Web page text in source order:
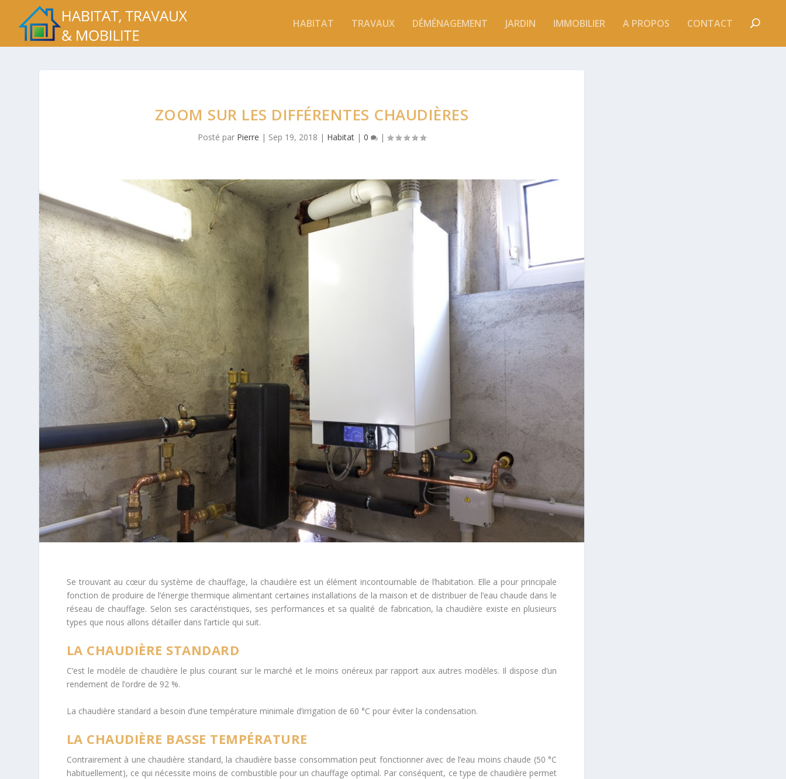
HABITAT TRAVAUX DÉMÉNAGEMENT JARDIN IMMOBILIER A PROPOS CONTACT
ZOOM SUR LES DIFFÉRENTES CHAUDIÈRES
Posté par Pierre | Sep 19, 2018 | Habitat| 0 |
Se trouvant au cœur du système de chauffage, la chaudière est un élément incontournable de l’habitation. Elle a pour principale
fonction de produire de l’énergie thermique alimentant certaines installations de la maison et de distribuer de l’eau chaude dans le
réseau de chauffage. Selon ses caractéristiques, ses performances et sa qualité de fabrication, la chaudière existe en plusieurs
types que nous allons détailler dans l’article qui suit.
LA CHAUDIÈRE STANDARD
C’est le modèle de chaudière le plus courant sur le marché et le moins onéreux par rapport aux autres modèles. Il dispose d’un
rendement de l’ordre de 92 %.
La chaudière standard a besoin d’une température minimale d’irrigation de 60 °C pour éviter la condensation.
LA CHAUDIÈRE BASSE TEMPÉRATURE
Contrairement à une chaudière standard, la chaudière basse consommation peut fonctionner avec de l’eau moins chaude (50 °C
habituellement), ce qui nécessite moins de combustible pour un chauffage optimal. Par conséquent, ce type de chaudière permet